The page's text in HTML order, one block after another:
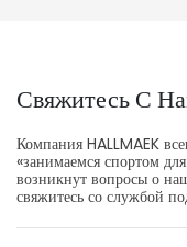
Свяжитесь С
Компания HALLMAEK
«занимаемся спортом
возникнут вопросы о
свяжитесь со службой